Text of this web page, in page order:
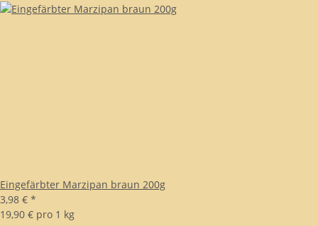
Eingefärbter Marzipan braun 200g
3,98 € *
19,90 € pro 1 kg